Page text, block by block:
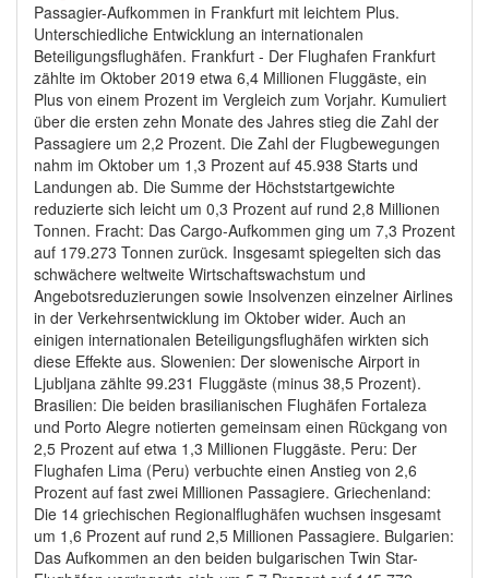
Passagier-Aufkommen in Frankfurt mit leichtem Plus.
Unterschiedliche Entwicklung an internationalen
Beteiligungsflughäfen. Frankfurt - Der Flughafen Frankfurt
zählte im Oktober 2019 etwa 6,4 Millionen Fluggäste, ein
Plus von einem Prozent im Vergleich zum Vorjahr. Kumuliert
über die ersten zehn Monate des Jahres stieg die Zahl der
Passagiere um 2,2 Prozent. Die Zahl der Flugbewegungen
nahm im Oktober um 1,3 Prozent auf 45.938 Starts und
Landungen ab. Die Summe der Höchststartgewichte
reduzierte sich leicht um 0,3 Prozent auf rund 2,8 Millionen
Tonnen. Fracht: Das Cargo-Aufkommen ging um 7,3 Prozent
auf 179.273 Tonnen zurück. Insgesamt spiegelten sich das
schwächere weltweite Wirtschaftswachstum und
Angebotsreduzierungen sowie Insolvenzen einzelner Airlines
in der Verkehrsentwicklung im Oktober wider. Auch an
einigen internationalen Beteiligungsflughäfen wirkten sich
diese Effekte aus. Slowenien: Der slowenische Airport in
Ljubljana zählte 99.231 Fluggäste (minus 38,5 Prozent).
Brasilien: Die beiden brasilianischen Flughäfen Fortaleza
und Porto Alegre notierten gemeinsam einen Rückgang von
2,5 Prozent auf etwa 1,3 Millionen Fluggäste. Peru: Der
Flughafen Lima (Peru) verbuchte einen Anstieg von 2,6
Prozent auf fast zwei Millionen Passagiere. Griechenland:
Die 14 griechischen Regionalflughäfen wuchsen insgesamt
um 1,6 Prozent auf rund 2,5 Millionen Passagiere. Bulgarien:
Das Aufkommen an den beiden bulgarischen Twin Star-